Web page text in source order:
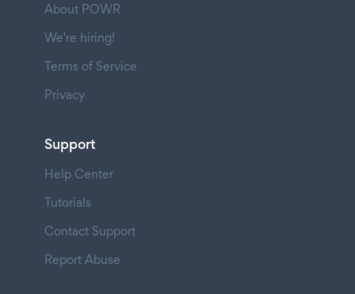
About POWR
We're hiring!
Terms of Service
Privacy
Support
Help Center
Tutorials
Contact Support
Report Abuse